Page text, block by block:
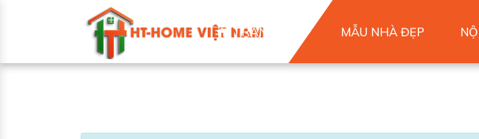
TRANG CHỦ MẪU NHÀ ĐẸP